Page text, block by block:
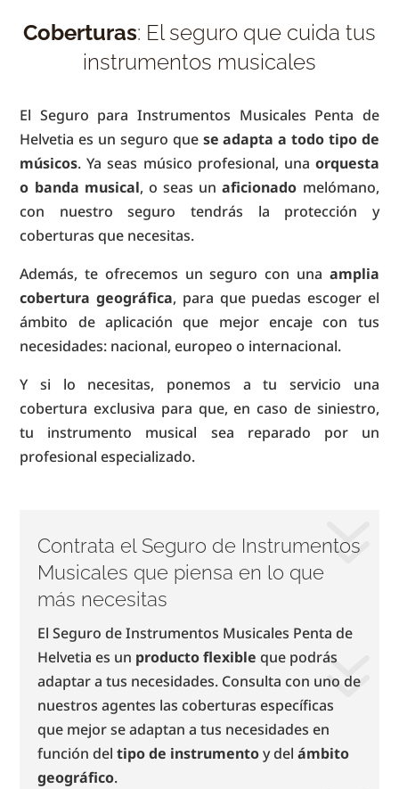
Coberturas: El seguro que cuida tus
instrumentos musicales
El Seguro para Instrumentos Musicales Penta de
Helvetia es un seguro que se adapta a todo tipo de
músicos. Ya seas músico profesional, una orquesta
o banda musical, o seas unaficionado melómano,
con nuestro seguro tendrás la protección y
coberturas que necesitas.
Además, te ofrecemos un seguro con una amplia
cobertura geográfica, para que puedas escoger el
ámbito de aplicación que mejor encaje con tus
necesidades: nacional, europeo o internacional.
Y si lo necesitas, ponemos a tu servicio una
cobertura exclusiva para que, en caso de siniestro,
tu instrumento musical sea reparado por un
profesional especializado.
Contrata el Seguro de Instrumentos
Musicales que piensa en lo que
más necesitas
El Seguro de Instrumentos Musicales Penta de
Helvetia es un producto flexible que podrás
adaptar a tus necesidades. Consulta con uno de
nuestros agentes las coberturas específicas
que mejor se adaptan a tus necesidades en
función del tipo de instrumentoy del ámbito
geográfico.